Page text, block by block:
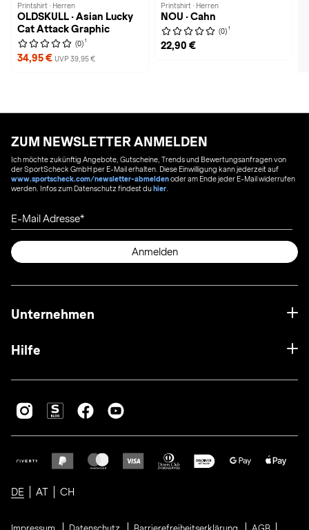
Printshirt · Herren
OLDSKULL · Asian Lucky
Cat Attack Graphic
(0) 1
34,95 € UVP 39,95 €
Printshirt · Herren
NOU · Cahn
(0) 1
22,90 €
ZUM NEWSLETTER ANMELDEN
Ich möchte zukünftig Angebote, Gutscheine, Trends und Bewertungsanfragen von
der SportScheck GmbH per E-Mail erhalten. Diese Einwilligung kann jederzeit auf
www.sportscheck.com/newsletter-abmeldenoder am Ende jeder E-Mail widerrufen
werden. Infos zum Datenschutz findest duhier
E-Mail Adresse
Anmelden
Unternehmen
Hilfe
DE AT CH